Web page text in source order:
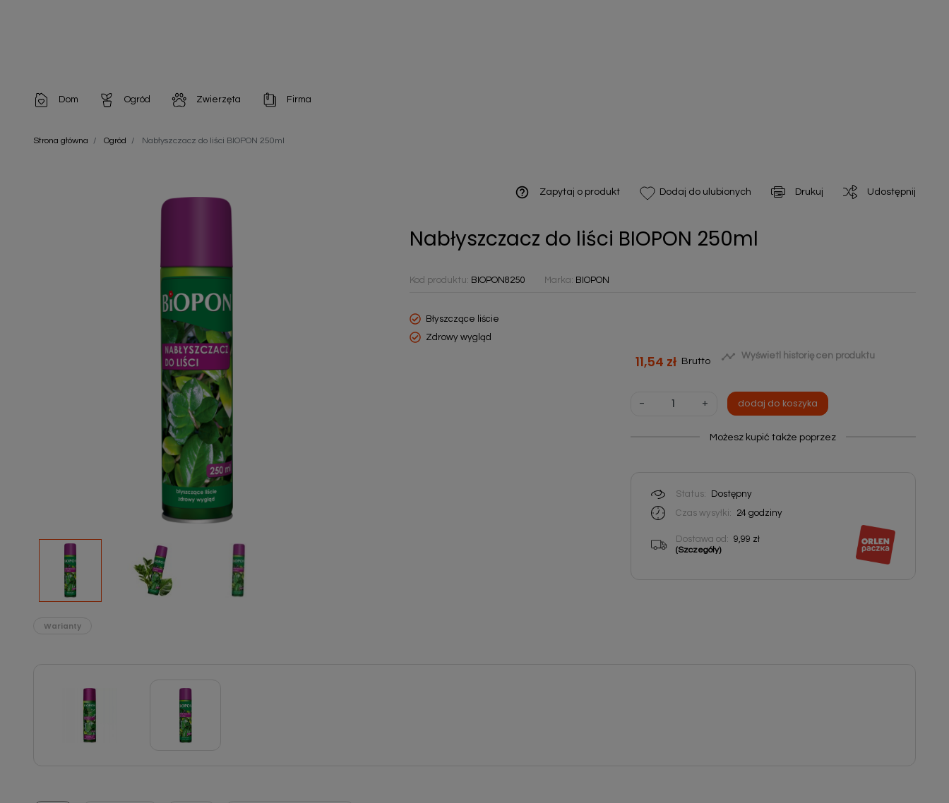
Dom
Artykuły dekoracyjne
Ogród
Chemia do architektury ogrodowej
Odstraszacze owadów
Narzędzia ogrodnicze
Środki ochrony roślin
Środki ochrony roślin dla profesjonalistów
Zobacz wszystkie
Zwierzęta
Szampony i odżywki
Chusteczki nawilżane
Zobacz wszystkie
Firma
Artykuły Higieniczne
Strona główna Ogród Nabłyszczacz do liści BIOPON 250ml
help_outline Zapytaj o produkt Dodaj do ulubionych Drukuj Udostępnij
Nabłyszczacz do liści BIOPON 250ml
Kod produktu: BIOPON8250 Marka: BIOPON
Błyszczące liście
Zdrowy wygląd
11,54 zł Brutto  Wyświetl historię cen produktu
- + dodaj do koszyka
Możesz kupić także poprzez
Status:
Dostępny
Czas wysyłki:
24 godziny
Dostawa od: 9,99 zł
(Szczegóły)
Warianty